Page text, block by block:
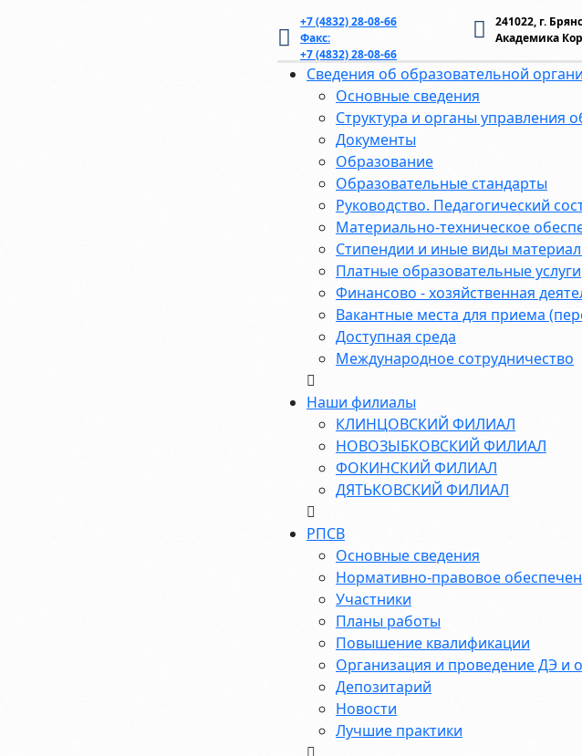
+7 (4832) 28-08-66
Факс:
+7 (4832) 28-08-66
241022, г.
Академика
Сведения об образовательной
Основные сведения
Структура и органы управления
Документы
Образование
Образовательные стандарты
Руководство. Педагогический
Материально-техническое
Стипендии и иные виды
Платные образовательные услуги
Финансово - хозяйственная
Вакантные места для приема
Доступная среда
Международное сотрудничество
Наши филиалы
КЛИНЦОВСКИЙ ФИЛИАЛ
НОВОЗЫБКОВСКИЙ ФИЛИАЛ
ФОКИНСКИЙ ФИЛИАЛ
ДЯТЬКОВСКИЙ ФИЛИАЛ
РПСВ
Основные сведения
Нормативно-правовое
Участники
Планы работы
Повышение квалификации
Организация и проведение ДЭ и
Депозитарий
Новости
Лучшие практики